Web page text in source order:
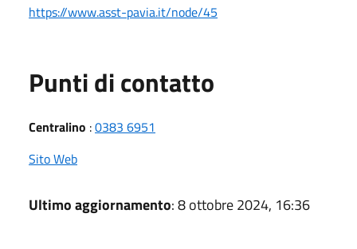
https://www.asst-pavia.it/node/45
Punti di contatto
Centralino :0383 6951
Sito Web
Ultimo aggiornamento: 8 ottobre 2024, 16:36